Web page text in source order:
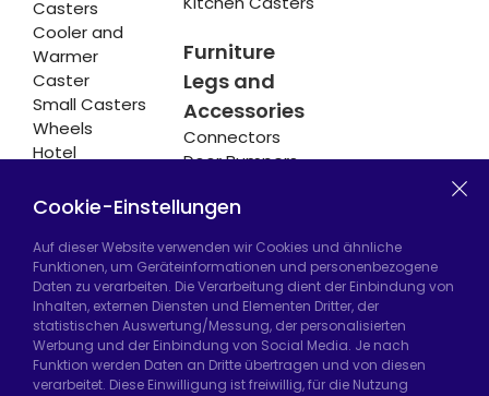
Casters
Cooler and
Warmer
Caster
Small Casters
Wheels
Hotel
Casters
Furniture
Legs and
Accessories
Connectors
Door Bumpers
Hadımköy Fabrik:Atatürk Sanayi Bölgesi,
Uzunçayır Caddesi, No:11 Hadımköy, 34555
Arnavutköy/İstanbul
Telefon: +90 212 640 66 46
Cookie-Einstellungen
Auf dieser Website verwenden wir Cookies und ähnliche
Funktionen, um Geräteinformationen und personenbezogene
Daten zu verarbeiten. Die Verarbeitung dient der Einbindung von
Inhalten, externen Diensten und Elementen Dritter, der
statistischen Auswertung/Messung, der personalisierten
Werbung und der Einbindung von Social Media. Je nach
Funktion werden Daten an Dritte übertragen und von diesen
verarbeitet. Diese Einwilligung ist freiwillig, für die Nutzung